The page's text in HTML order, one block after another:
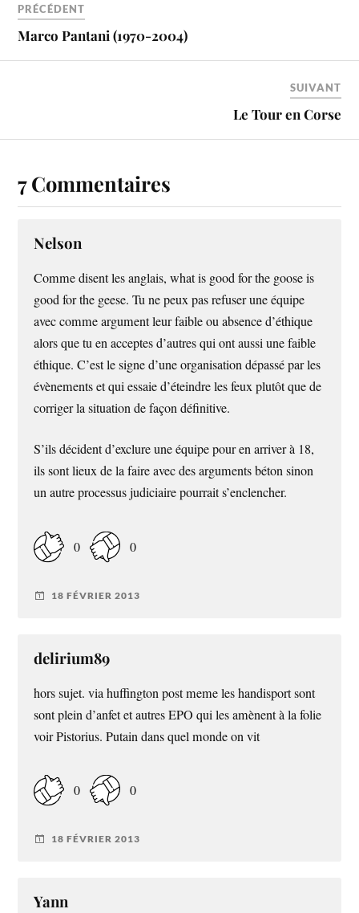
PRÉCÉDENT
Marco Pantani (1970-2004)
SUIVANT
Le Tour en Corse
7 Commentaires
Nelson
Comme disent les anglais, what is good for the goose is
good for the geese. Tu ne peux pas refuser une équipe
avec comme argument leur faible ou absence d’éthique
alors que tu en acceptes d’autres qui ont aussi une faible
éthique. C’est le signe d’une organisation dépassé par les
évènements et qui essaie d’éteindre les feux plutôt que de
corriger la situation de façon définitive.
S’ils décident d’exclure une équipe pour en arriver à 18,
ils sont lieux de la faire avec des arguments béton sinon
un autre processus judiciaire pourrait s’enclencher.
0 0
18 FÉVRIER 2013
delirium89
hors sujet. via huffington post meme les handisport sont
sont plein d’anfet et autres EPO qui les amènent à la folie
voir Pistorius. Putain dans quel monde on vit
0 0
18 FÉVRIER 2013
Yann